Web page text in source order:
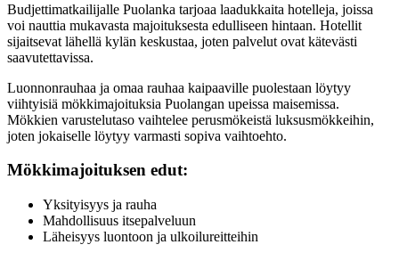
Budjettimatkailijalle Puolanka tarjoaa laadukkaita hotelleja, joissa
voi nauttia mukavasta majoituksesta edulliseen hintaan. Hotellit
sijaitsevat lähellä kylän keskustaa, joten palvelut ovat kätevästi
saavutettavissa.
Luonnonrauhaa ja omaa rauhaa kaipaaville puolestaan löytyy
viihtyisiä mökkimajoituksia Puolangan upeissa maisemissa.
Mökkien varustelutaso vaihtelee perusmökeistä luksusmökkeihin,
joten jokaiselle löytyy varmasti sopiva vaihtoehto.
Mökkimajoituksen edut:
Yksityisyys ja rauha
Mahdollisuus itsepalveluun
Läheisyys luontoon ja ulkoilureitteihin